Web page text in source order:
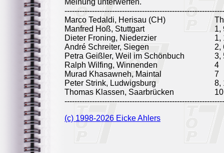
Meinung unterwerfen.
Marco Tedaldi, Herisau (CH)
Manfred Hoß, Stuttgart
1,
Dieter Froning, Niederzier
1,
André Schreiter, Siegen
2,
Petra Geißler, Weil im Schönbuch
3,
Ralph Wilfing, Winnenden
4
Murad Khasawneh, Maintal
7
Peter Strink, Ludwigsburg
8,
Thomas Klassen, Saarbrücken
10
(c) 1998-2026 Eicke Ahlers